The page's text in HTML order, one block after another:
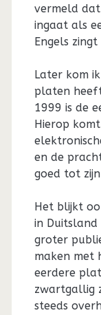
vermeld dat
ingaat als
Engels
Later kom
platen
1999 is de
Hierop
en de
goed tot
Het blijkt
in
groter
maken met
eerdere
zwartgallig
steeds